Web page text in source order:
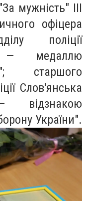
мужність" ІІІ
офіцера
поліції
— медаллю
старшого
Слов'янська
відзнакою
України".